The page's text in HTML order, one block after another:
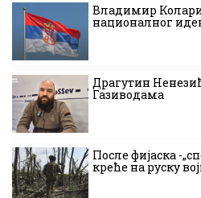
Владимир
националног
Драгутин
Газиводама
После фијаска -
креће на руску